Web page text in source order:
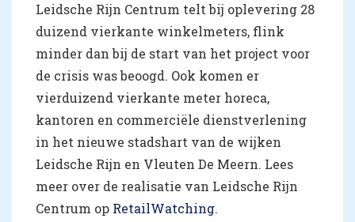
Leidsche Rijn Centrum telt bij oplevering 28
duizend vierkante winkelmeters, flink
minder dan bij de start van het project voor
de crisis was beoogd. Ook komen er
vierduizend vierkante meter horeca,
kantoren en commerciële dienstverlening
in het nieuwe stadshart van de wijken
Leidsche Rijn en Vleuten De Meern. Lees
meer over de realisatie van Leidsche Rijn
Centrum op RetailWatching.